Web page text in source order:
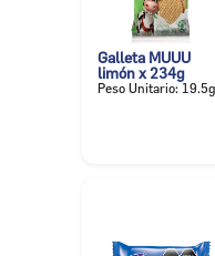
Galleta MUUU
limón x 234g
Peso Unitario: 19.5g